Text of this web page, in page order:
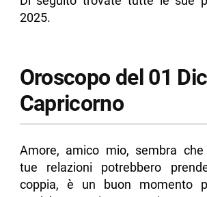
2025.
Oroscopo del 01
Capricorno
Amore, amico mio, sembra
tue relazioni potrebbero
coppia, è un buon momento